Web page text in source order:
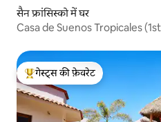
सैन फ्रांसिस्को में घर
Casa de Suenos Tropicales
गेस्ट्स का टॉप फ़ेवरेट
गेस्ट्स की फ़ेवरेट